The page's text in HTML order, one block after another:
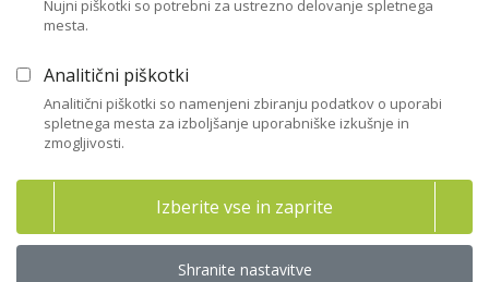
Nujni piškotki so potrebni za ustrezno delovanje spletnega
mesta.
Analitični piškotki
Analitični piškotki so namenjeni zbiranju podatkov o uporabi
spletnega mesta za izboljšanje uporabniške izkušnje in
zmogljivosti.
Izberite vse in zaprite
Shranite nastavitve